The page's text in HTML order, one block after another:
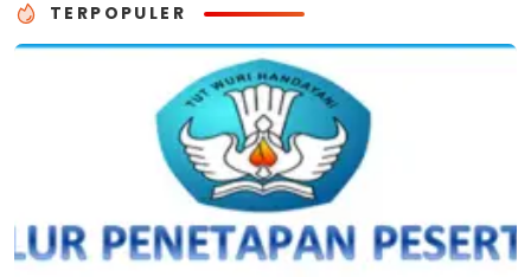
TERPOPULER